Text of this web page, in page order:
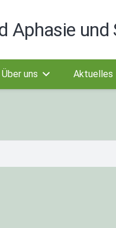
Aphasie
Über uns Aktuelles